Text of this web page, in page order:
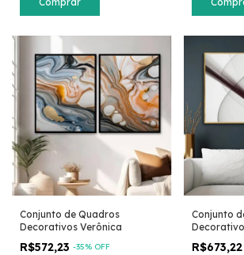
Conjunto de Quadros
Decorativos Verônica
R$572,23 -35% OFF
Conjunto
R$673,22